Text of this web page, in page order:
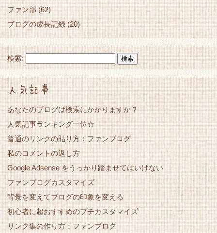
ファン部 (62)
ブログの成長記録 (20)
検索:
人気記事
あなたのブログは検索にかかりますか？
人気記事ランキング一位☆
普通のリンクの貼り方：ファンブログ
私のコメントの返し方
Google Adsense をうっかり踏ませてはいけない
ファンブログカスタマイズ
背景を変えてブログの印象を変える
初心者に超おすすめのプチカスタマイズ
リンク集の作り方：ファンブログ